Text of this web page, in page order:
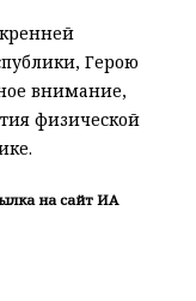
Герою
внимание,
физической
на сайт ИА